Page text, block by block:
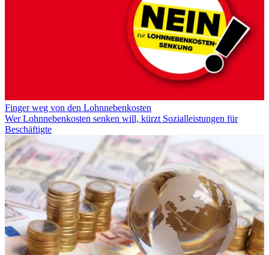
Finger weg von den Lohnnebenkosten
Wer Lohnnebenkosten senken will, kürzt Sozialleistungen für
Beschäftigte